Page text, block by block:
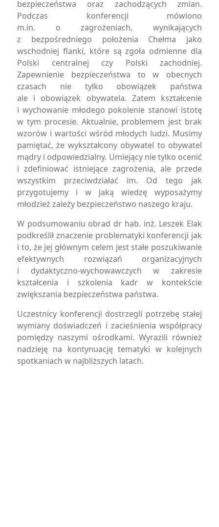
bezpieczeństwa oraz zachodzących zmian.
Podczas konferencji mówiono
m.in. o zagrożeniach, wynikających
z bezpośredniego położenia Chełma jako
wschodniej flanki, które są zgoła odmienne dla
Polski centralnej czy Polski zachodniej.
Zapewnienie bezpieczeństwa to w obecnych
czasach nie tylko obowiązek państwa
ale i obowiązek obywatela. Zatem kształcenie
i wychowanie młodego pokolenie stanowi istotę
w tym procesie. Aktualnie, problemem jest brak
wzorów i wartości wśród młodych ludzi. Musimy
pamiętać, że wykształcony obywatel to obywatel
mądry i odpowiedzialny. Umiejący nie tylko ocenić
i zdefiniować istniejące zagrożenia, ale przede
wszystkim przeciwdziałać im. Od tego jak
przygotujemy i w jaką wiedzę wyposażymy
młodzież zależy bezpieczeństwo naszego kraju.
W podsumowaniu obrad dr hab. inż. Leszek Elak
podkreślił znaczenie problematyki konferencji jak
i to, że jej głównym celem jest stałe poszukiwanie
efektywnych rozwiązań organizacyjnych
i dydaktyczno-wychowawczych w zakresie
kształcenia i szkolenia kadr w kontekście
zwiększania bezpieczeństwa państwa.
Uczestnicy konferencji dostrzegli potrzebę stałej
wymiany doświadczeń i zacieśnienia współpracy
pomiędzy naszymi ośrodkami. Wyrazili również
nadzieję na kontynuację tematyki w kolejnych
spotkaniach w najbliższych latach.